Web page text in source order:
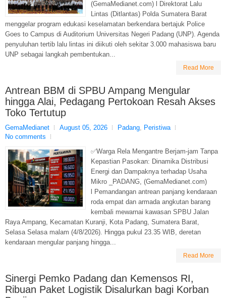
(GemaMedianet.com) l Direktorat Lalu
Lintas (Ditlantas) Polda Sumatera Barat
menggelar program edukasi keselamatan berkendara bertajuk Police
Goes to Campus di Auditorium Universitas Negeri Padang (UNP). Agenda
penyuluhan tertib lalu lintas ini diikuti oleh sekitar 3.000 mahasiswa baru
UNP sebagai langkah pembentukan...
Read More
Antrean BBM di SPBU Ampang Mengular
hingga Alai, Pedagang Pertokoan Resah Akses
Toko Tertutup
GemaMedianet August 05, 2026 Padang, Peristiwa
No comments
✅Warga Rela Mengantre Berjam-jam Tanpa
Kepastian Pasokan: Dinamika Distribusi
Energi dan Dampaknya terhadap Usaha
Mikro _PADANG, (GemaMedianet.com)
l Pemandangan antrean panjang kendaraan
roda empat dan armada angkutan barang
kembali mewarnai kawasan SPBU Jalan
Raya Ampang, Kecamatan Kuranji, Kota Padang, Sumatera Barat,
Selasa Selasa malam (4/8/2026). Hingga pukul 23.35 WIB, deretan
kendaraan mengular panjang hingga...
Read More
Sinergi Pemko Padang dan Kemensos RI,
Ribuan Paket Logistik Disalurkan bagi Korban